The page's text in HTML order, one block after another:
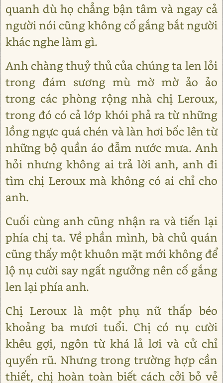
quanh dù họ chẳng bận tâm và ngay cả
người nói cũng không cố gắng bắt người
khác nghe làm gì.
Anh chàng thuỷ thủ của chúng ta len lỏi
trong đám sương mù mờ mờ ảo ảo
trong các phòng rộng nhà chị Leroux,
trong đó có cả lớp khói phả ra từ những
lồng ngực quá chén và làn hơi bốc lên từ
những bộ quần áo đẫm nước mưa. Anh
hỏi nhưng không ai trả lời anh, anh đi
tìm chị Leroux mà không có ai chỉ cho
anh.
Cuối cùng anh cũng nhận ra và tiến lại
phía chị ta. Về phần mình, bà chủ quán
cũng thấy một khuôn mặt mới không để
lộ nụ cười say ngất ngưởng nên cố gắng
len lại phía anh.
Chị Leroux là một phụ nữ thấp béo
khoảng ba mươi tuổi. Chị có nụ cười
khêu gợi, ngôn từ khá lả lơi và cử chỉ
quyến rũ. Nhưng trong trường hợp cần
thiết, chị hoàn toàn biết cách cởi bỏ vẻ